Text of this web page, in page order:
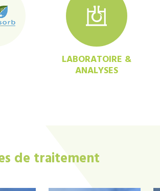
LABORATOIRE &
ANALYSES
de traitement